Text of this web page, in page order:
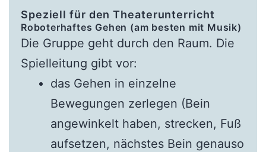
Speziell für den Theaterunterricht
Roboterhaftes Gehen (am besten mit Musik)
Die Gruppe geht durch den Raum. Die
Spielleitung gibt vor:
das Gehen in einzelne
Bewegungen zerlegen (Bein
angewinkelt haben, strecken, Fuß
aufsetzen, nächstes Bein genauso